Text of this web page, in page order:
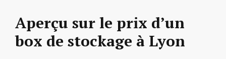
Aperçu sur le prix d’un
box de stockage à Lyon